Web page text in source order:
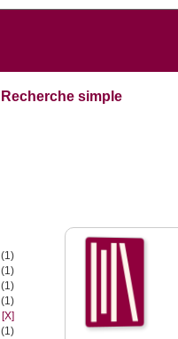
Recherche simple
(1)
(1)
(1)
(1)
[X]
(1)